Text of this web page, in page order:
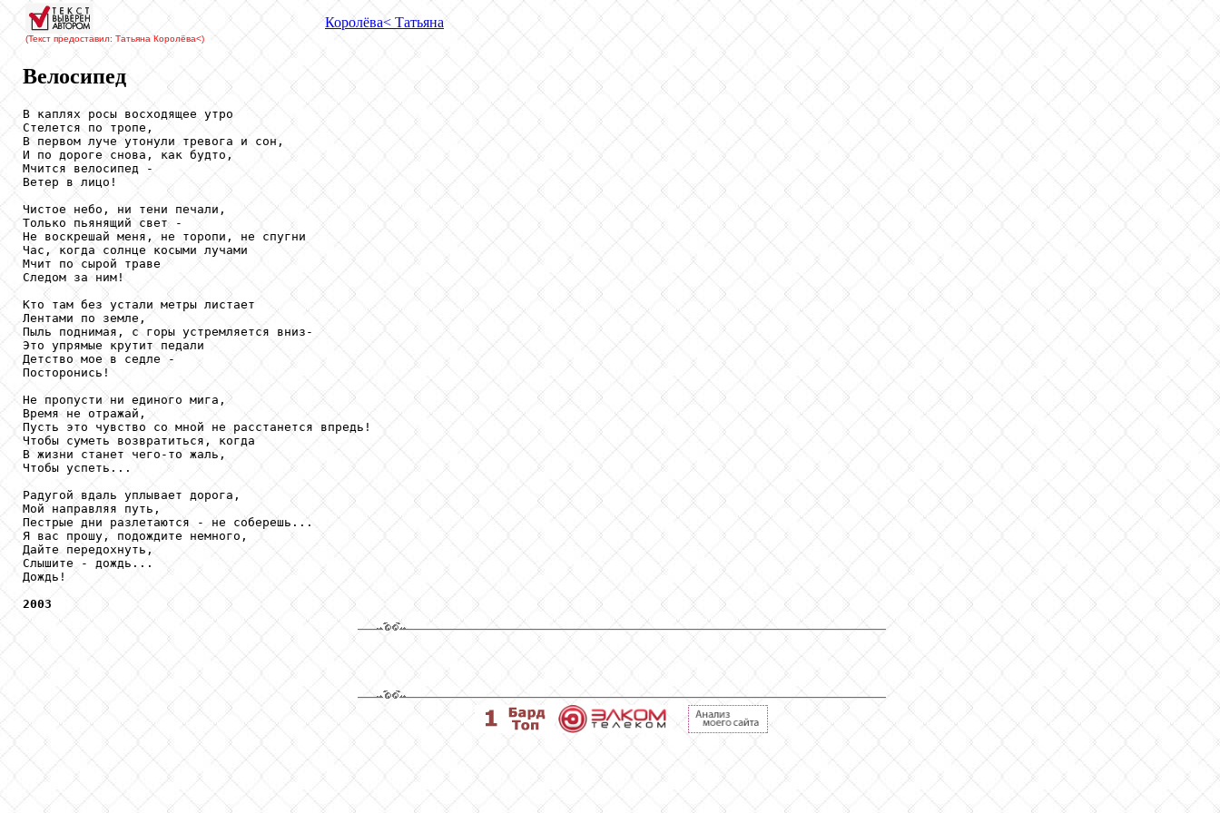
(Текст предоставил: Татьяна Королёва<)
Королёва< Татьяна
Велосипед
В каплях росы восходящее утро
Стелется по тропе,
В первом луче утонули тревога и сон,
И по дороге снова, как будто,
Мчится велосипед -
Ветер в лицо!
Чистое небо, ни тени печали,
Только пьянящий свет -
Не воскрешай меня, не торопи, не спугни
Час, когда солнце косыми лучами
Мчит по сырой траве
Следом за ним!
Кто там без устали метры листает
Лентами по земле,
Пыль поднимая, с горы устремляется вниз-
Это упрямые крутит педали
Детство мое в седле -
Посторонись!
Не пропусти ни единого мига,
Время не отражай,
Пусть это чувство со мной не расстанется впредь!
Чтобы суметь возвратиться, когда
В жизни станет чего-то жаль,
Чтобы успеть...
Радугой вдаль уплывает дорога,
Мой направляя путь,
Пестрые дни разлетаются - не соберешь...
Я вас прошу, подождите немного,
Дайте передохнуть,
Слышите - дождь...
Дождь!
2003